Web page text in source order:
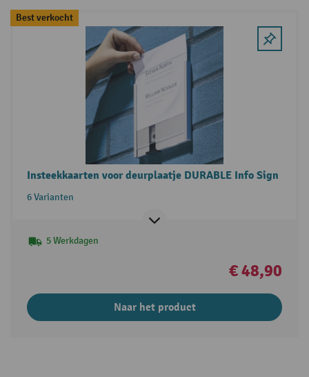
Best verkocht
Insteekkaarten voor deurplaatje DURABLE Info Sign
6 Varianten
5 Werkdagen
€ 48,90
Naar het product